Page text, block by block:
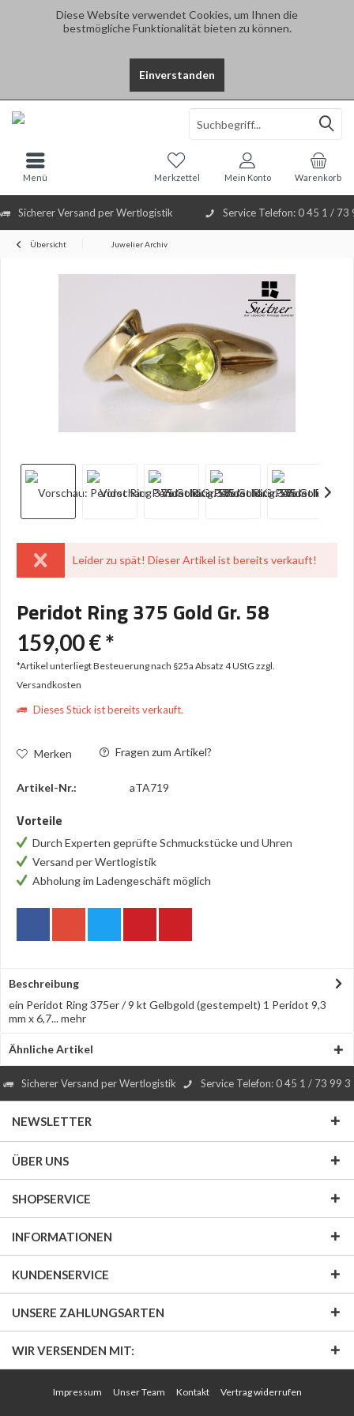
Diese Website verwendet Cookies, um Ihnen die
bestmögliche Funktionalität bieten zu können.
Einverstanden
Sicherer Versand per Wertlogistik Service Telefon: 0 45 1 / 73
Warenkorb
Merkzettel Mein Konto
Menü
Übersicht Juwelier Archiv
Leider zu spät! Dieser Artikel ist bereits verkauft!
Peridot Ring 375 Gold Gr. 58
159,00 € *
*Artikel unterliegt Besteuerung nach §25a Absatz 4 UStG zzgl.
Versandkosten
Dieses Stück ist bereits verkauft.
Merken Fragen zum Artikel?
Artikel-Nr.: aTA719
Vorteile
Durch Experten geprüfte Schmuckstücke und Uhren
Versand per Wertlogistik
Abholung im Ladengeschäft möglich
Beschreibung
ein Peridot Ring 375er / 9 kt Gelbgold (gestempelt) 1 Peridot 9,3
mm x 6,7...mehr
Ähnliche Artikel
Sicherer Versand per Wertlogistik Service Telefon: 0 45 1 / 73 99 3
NEWSLETTER
ÜBER UNS
SHOPSERVICE
INFORMATIONEN
KUNDENSERVICE
UNSERE ZAHLUNGSARTEN
WIR VERSENDEN MIT:
Impressum Unser Team Kontakt Vertrag widerrufen